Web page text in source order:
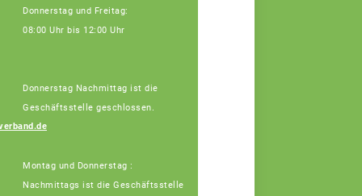
Donnerstag und Freitag:
08:00 Uhr bis 12:00 Uhr
Donnerstag Nachmittag ist die
Geschäftsstelle geschlossen.
Montag und Donnerstag :
Nachmittags ist die Geschäftsstelle